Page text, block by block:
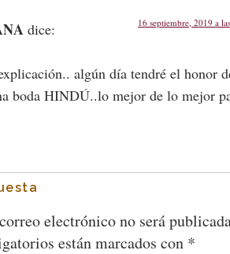
dice: 16 septiembre, 2019 a
algún día tendré el honor
boda HINDÚ..lo mejor de lo mejor
electrónico no será
están marcados con *